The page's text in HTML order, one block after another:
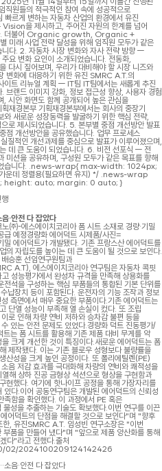
원들의 적극적인 참여 속에 성공적으로
르게 변하는 자동차 산업의 환경에서 유진
을 제시하고, 주어진 자원의 한계를 넘어
다. 더불어 Organic growth, Organic +
래 사업 전략 달성을 위해 임직원 모두가 같은
다. 2. 자동차 시장 변화와 자사 전략 방향 —
요 변화 요인이 소개되었습니다. 전동화,
다시 짚어보며, 우리가 대비해야 할 시장 니즈와
변화에 대응하기 위한 유진 SMRC A.T.의
이트 리뉴얼 계획 — IT팀 IT팀에서는 새롭게 추진
브랜드 이미지 강화, 정보 접근성 향상, 사용자 경험
시안 화면도 함께 공개되어 높은 관심을
재경본부 기획재경본부에서는 회사의 중장기
새로운 성장동력을 발굴하기 위한 핵심 전략,
로 제시되었습니다. 5. 본부별 중점 개선방안 발표
점 개선방안을 공유했습니다. 업무 프로세스
질적인 개선과제를 중심으로 발표가 이루어졌으며,
데 큰 도움이 되었습니다. 6. 비전 선포식 — 전
미션을 공유하며, 구성원 모두가 같은 목표를 향해
었습니다. .news-wrap{ max-width: 1024px;
정렬용(필요하면 유지) */ .news-wrap
height: auto; margin: 0 auto; }
·안전 다 잡았다
㈜-에스에이치코리아 폼 시트 소재로 경량·기밀
급 예정경량화 에어덕트 시제품/사진=
에어덕트가 개발됐다. 기존 프랑스산 에어덕트를
의 자립도를 높이는 데 큰 도움이 될 것으로 보인다.
승훈 선임연구원팀과
A.T), 에스에이치코리아 연구팀은 자동차 콕핏
성능평가에서 완성차 규격을 만족해 상용화를
석을 구성하는 핵심 부품들의 통합된 기본 단위를
납장치 등이 포함된다. 운전자의 기능 조작과 정보
측면에서 매우 중요한 부품이다.기존 에어덕트는
단열 성능이 부족해 열 손실이 컸다. 또 조립
로 인해 차량 연비 저하와 승차감 불편 등을
있는 안전 문제도 있었다.경량화 덕트 진동평가/
는 폼 시트를 활용해 기존 제품 대비 무게를 약
크게 개선한 것이 특징이다.새로운 에어덕트는 폼
제작됐다. 이는 기존 블로우 성형보다 불량률을
산성을 크게 높인 공정이다. 또 폴리에틸렌(PE)
음 저감 효과를 극대화해 차량의 연비와 쾌적성을
해 상하 진공 금형상 석션으로 형상을 구현함과
현했다. 여기에 핫나이프 공정을 통해 가장자리를
다.이어 공동연구팀은 개발된 에어덕트의 신뢰성
족함을 확인했다. 이 과정에서 PE 혹은
성을 추출하는 기술도 확보했다.이번 연구를 이끈
어덕트의 단점을 해결할 것으로 보인다"며 "향후
, 유진SMRC A.T. 임성빈 연구소장은 "이번
품을 만들어 냈다"며 "앞으로 제품 양산화를 통해
다"라고 전했다.출처
02/2024100209124142426